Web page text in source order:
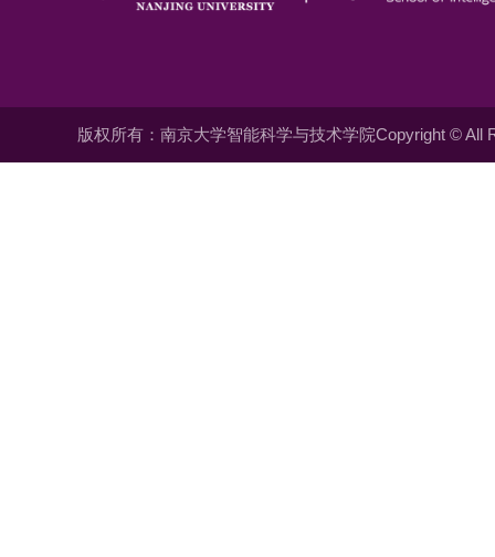
版权所有：南京大学智能科学与技术学院Copyright © All